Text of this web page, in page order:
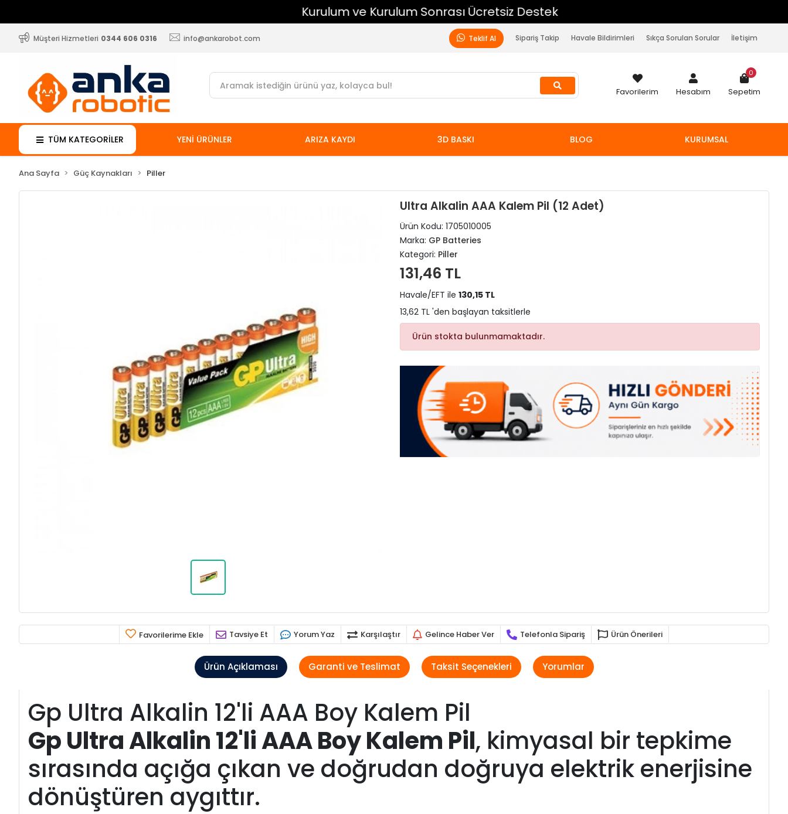
Kurulum ve Kurulum Sonrası Ücretsiz Destek
Müşteri Hizmetleri 0344 606 0316 info@ankarobot.com Teklif Al Sipariş Takip Havale Bildirimleri Sıkça Sorulan Sorular İletişim
Favorilerim Hesabım Sepetim
0
TÜM KATEGORİLER YENİ ÜRÜNLER ARIZA KAYDI 3D BASKI BLOG KURUMSAL
Ana Sayfa Güç Kaynakları Piller
Ultra Alkalin AAA Kalem Pil (12 Adet)
Ürün Kodu: 1705010005
Marka: GP Batteries
Kategori: Piller
131,46 TL
Havale/EFT ile 130,15 TL
13,62 TL 'den başlayan taksitlerle
Ürün stokta bulunmamaktadır.
Favorilerime Ekle Tavsiye Et Yorum Yaz Karşılaştır Gelince Haber Ver Telefonla Sipariş Ürün Önerileri
Ürün Açıklaması Garanti ve Teslimat Taksit Seçenekleri Yorumlar
Gp Ultra Alkalin 12'li AAA Boy Kalem Pil
Gp Ultra Alkalin 12'li AAA Boy Kalem Pil, kimyasal bir tepkime
sırasında açığa çıkan ve doğrudan doğruya elektrik enerjisine
dönüştüren aygıttır.